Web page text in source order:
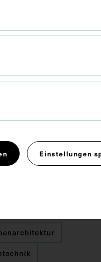
Einstellungen